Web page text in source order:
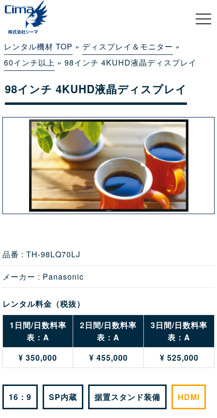
レンタル機材 TOP » ディスプレイ＆モニター »
60インチ以上 » 98インチ 4KUHD液晶ディスプレイ
98インチ 4KUHD液晶ディスプレイ
品番 : TH-98LQ70LJ
メーカー : Panasonic
レンタル料金（税抜）
1日間/日数料率
表：A
2日間/日数料率
表：A
3日間/日数料率
表：A
¥ 350,000
¥ 455,000 ¥ 525,000
16：9 SP内蔵 据置スタンド装備 HDMI